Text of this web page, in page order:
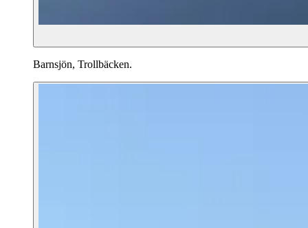
Barnsjön, Trollbäcken.